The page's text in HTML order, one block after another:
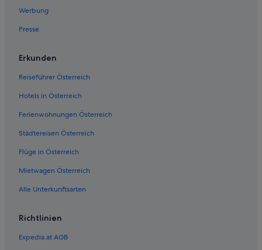
Werbung
Presse
Erkunden
Reiseführer Österreich
Hotels in Österreich
Ferienwohnungen Österreich
Städtereisen Österreich
Flüge in Österreich
Mietwagen Österreich
Alle Unterkunftsarten
Richtlinien
Expedia.at AGB